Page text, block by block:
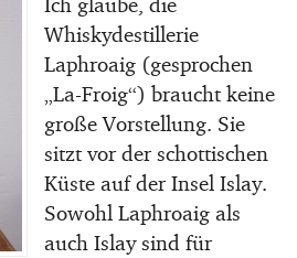
Whiskydestillerie
Laphroaig (gesprochen
„La-Froig“) braucht keine
große Vorstellung. Sie
sitzt vor der schottischen
Küste auf der Insel Islay.
Sowohl Laphroaig als
auch Islay sind für